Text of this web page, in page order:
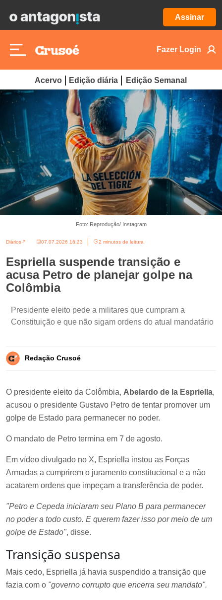
Assinar
Fazer Login
Acervo Edição diária Edição Semanal
Foto: Reprodução/ Instagram
Diários 07.07.2026 16:23 2 minutos de leitura
Espriella suspende transição e
acusa Petro de planejar golpe na
Colômbia
Presidente eleito pede a militares que cumpram a
Constituição e que não sigam ordens do atual mandatário
Redação Crusoé
O presidente eleito da Colômbia, Abelardo de la Espriella,
acusou o presidente Gustavo Petro de tentar promover um
golpe de Estado para permanecer no poder.
O mandato de Petro termina em 7 de agosto.
Em vídeo divulgado no X, Espriella instou as Forças
Armadas a cumprirem o juramento constitucional e a não
acatarem ordens que impeçam a transferência de poder.
"Petro e Cepeda iniciaram seu Plano B para permanecer
no poder a todo custo. E querem fazer isso por meio de um
golpe de Estado", disse.
Transição suspensa
Mais cedo, Espriella já havia suspendido a transição que
fazia com o "governo corrupto que encerra seu mandato".